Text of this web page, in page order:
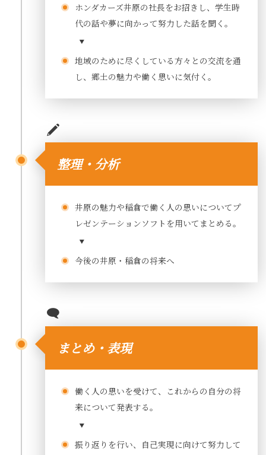
ホンダカーズ井原の社長をお招きし、学生時
代の話や夢に向かって努力した話を聞く。
地域のために尽くしている方々との交流を通
し、郷土の魅力や働く思いに気付く。
整理・分析
井原の魅力や稲倉で働く人の思いについてプ
レゼンテーションソフトを用いてまとめる。
今後の井原・稲倉の将来へ
まとめ・表現
働く人の思いを受けて、これからの自分の将
来について発表する。
振り返りを行い、自己実現に向けて努力して